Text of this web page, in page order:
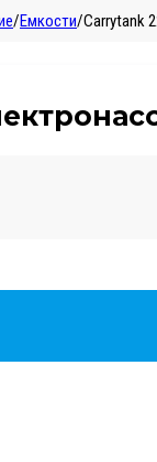
/Емкости/Carrytank